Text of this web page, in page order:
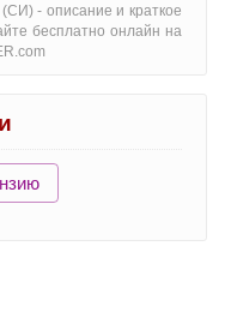
- oписание и краткое
бесплатно онлайн на